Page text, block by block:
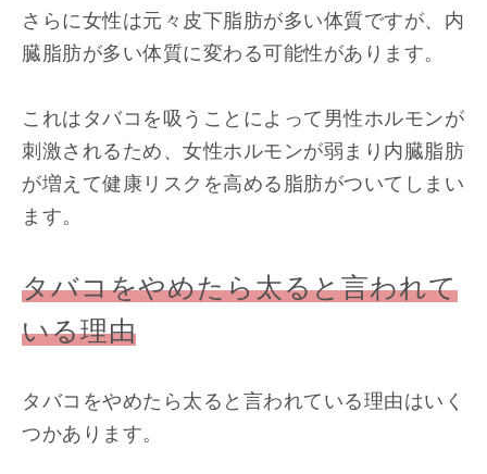
さらに女性は元々皮下脂肪が多い体質ですが、内
臓脂肪が多い体質に変わる可能性があります。
これはタバコを吸うことによって男性ホルモンが
刺激されるため、女性ホルモンが弱まり内臓脂肪
が増えて健康リスクを高める脂肪がついてしまい
ます。
タバコをやめたら太ると言われて
いる理由
タバコをやめたら太ると言われている理由はいく
つかあります。